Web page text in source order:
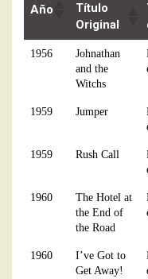
Año
Título
Original
1956
Johnathan
and the
Witchs
1959 Jumper
1959 Rush Call
1960
The Hotel at
the End of
the Road
1960
I’ve Got to
Get Away!